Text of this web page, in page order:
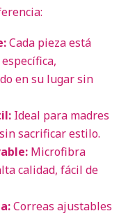
Cada pieza está
en su lugar sin
Ideal para madres
sacrificar estilo.
Microfibra
calidad, fácil de
Correas ajustables